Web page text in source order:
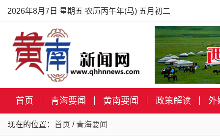
2026年8月7日 星期五 农历丙午年(马) 五月初二
首页 青海要闻 黄南要闻 政策解读 外
现在的位置： 首页 / 青海要闻